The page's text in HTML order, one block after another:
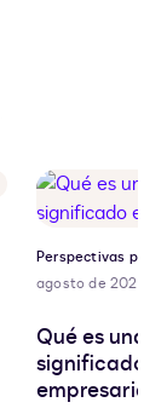
Perspectivas para
agosto de 2026
Qué es una
significado
empresarial